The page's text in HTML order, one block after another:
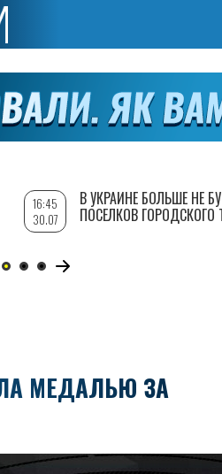
МЕДАЛЬЮ ЗА
16:45
30.07
В УКРАИНЕ БОЛЬШЕ НЕ
ПОСЕЛКОВ ГОРОДСКОГО